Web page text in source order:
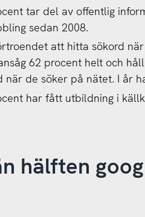
tar del av offentlig
sedan 2008.
att hitta sökord
62 procent helt och
när de söker på nätet. I år
har fått utbildning i
hälften